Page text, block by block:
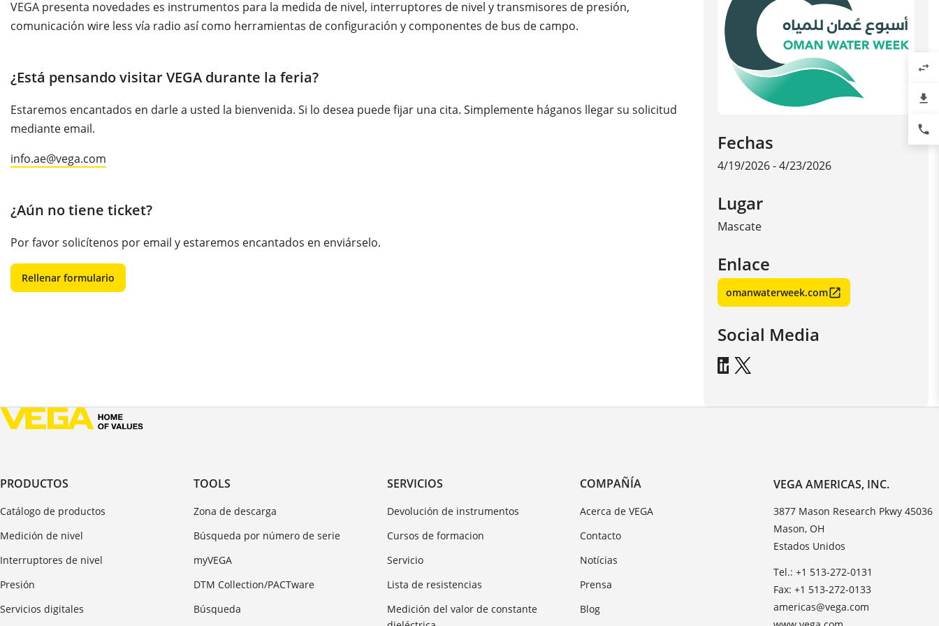
VEGA presenta novedades es instrumentos para la medida de nivel, interruptores de nivel y transmisores de presión,
comunicación wire less vía radio así como herramientas de configuración y componentes de bus de campo.
¿Está pensando visitar VEGA durante la feria?
Estaremos encantados en darle a usted la bienvenida. Si lo desea puede fijar una cita. Simplemente háganos llegar su solicitud
mediante email.
info.ae@vega.com
¿Aún no tiene ticket?
Por favor solicítenos por email y estaremos encantados en enviárselo.
Rellenar formulario
Fechas
4/19/2026 - 4/23/2026
Lugar
Mascate
Enlace
omanwaterweek.com
Social Media
PRODUCTOS
Catálogo de productos
Medición de nivel
Interruptores de nivel
Presión
Servicios digitales
TOOLS
Zona de descarga
Búsqueda por número de serie
myVEGA
DTM Collection/PACTware
Búsqueda
SERVICIOS
Devolución de instrumentos
Cursos de formacion
Servicio
Lista de resistencias
Medición del valor de constante
COMPAÑÍA
Acerca de VEGA
Contacto
Notícias
Prensa
Blog
VEGA AMERICAS, INC.
3877 Mason Research Pkwy 45036
Mason, OH
Estados Unidos
Tel.: +1 513-272-0131
Fax: +1 513-272-0133
americas@vega.com
swap_horiz
file_download
phone